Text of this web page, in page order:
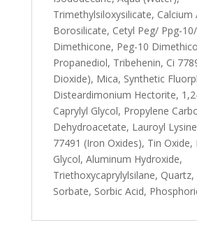
Trimethylsiloxysilicate, Calcium
Borosilicate, Cetyl Peg/ Ppg-
Dimethicone, Peg-10
Propanediol, Tribehenin, Ci
Dioxide), Mica, Synthetic
Disteardimonium Hectorite,
Caprylyl Glycol, Propylene
Dehydroacetate, Lauroyl
77491 (Iron Oxides), Tin Oxide,
Glycol, Aluminum Hydroxide,
Triethoxycaprylylsilane,
Sorbate, Sorbic Acid,